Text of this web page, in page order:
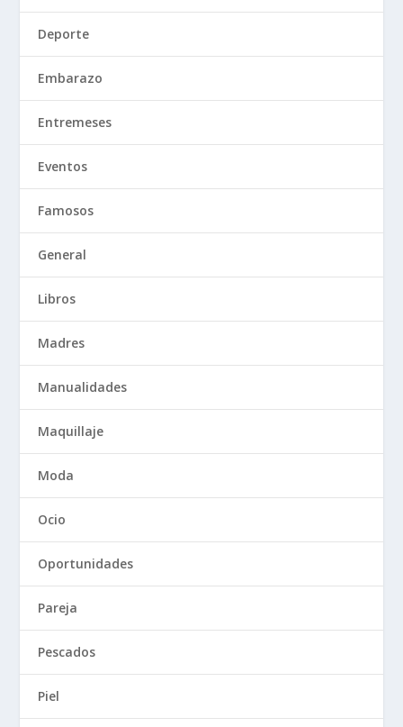
Deporte
Embarazo
Entremeses
Eventos
Famosos
General
Libros
Madres
Manualidades
Maquillaje
Moda
Ocio
Oportunidades
Pareja
Pescados
Piel